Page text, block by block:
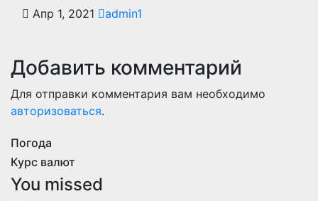
Апр 1, 2021 admin1
Добавить комментарий
Для отправки комментария вам необходимо
авторизоваться.
Погода
Курс валют
You missed